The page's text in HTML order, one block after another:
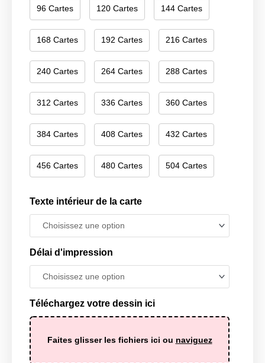
96 Cartes 120 Cartes 144 Cartes
168 Cartes 192 Cartes 216 Cartes
240 Cartes 264 Cartes 288 Cartes
312 Cartes 336 Cartes 360 Cartes
384 Cartes 408 Cartes 432 Cartes
456 Cartes 480 Cartes 504 Cartes
Texte intérieur de la carte
Délai d'impression
Téléchargez votre dessin ici
Faites glisser les fichiers ici ou naviguez
094